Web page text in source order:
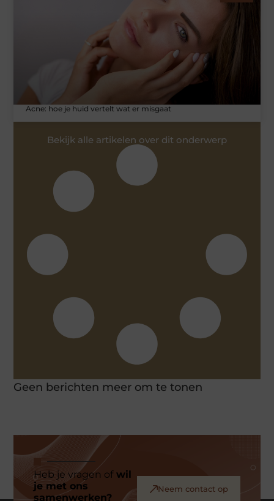
Acne: hoe je huid vertelt wat er misgaat
Bekijk alle artikelen over dit onderwerp
Geen berichten meer om te tonen
Heb je vragen ofwil
je met ons
samenwerken?
Neem contact op